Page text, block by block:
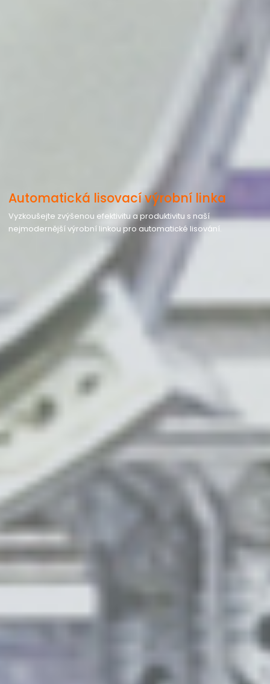
Automatická lisovací výrobní linka
Vyzkoušejte zvýšenou efektivitu a produktivitu s naší
nejmodernější výrobní linkou pro automatické lisování.